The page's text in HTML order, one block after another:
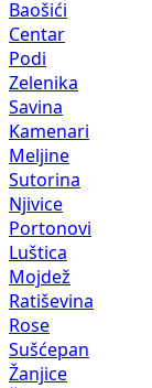
Baošići
Centar
Podi
Zelenika
Savina
Kamenari
Meljine
Sutorina
Njivice
Portonovi
Luštica
Mojdež
Ratiševina
Rose
Sušćepan
Žanjice